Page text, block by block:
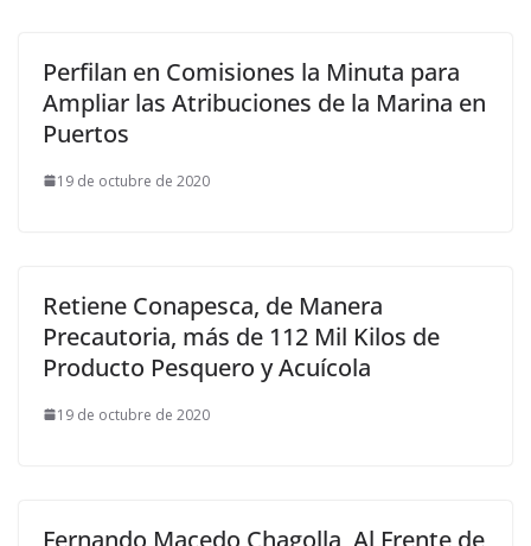
Perfilan en Comisiones la Minuta para
Ampliar las Atribuciones de la Marina en
Puertos
19 de octubre de 2020
Retiene Conapesca, de Manera
Precautoria, más de 112 Mil Kilos de
Producto Pesquero y Acuícola
19 de octubre de 2020
Fernando Macedo Chagolla, Al Frente de